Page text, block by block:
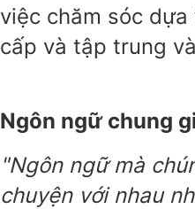
việc chăm sóc
cấp và tập trung
Ngôn ngữ chung
"Ngôn ngữ mà
chuyện với nhau